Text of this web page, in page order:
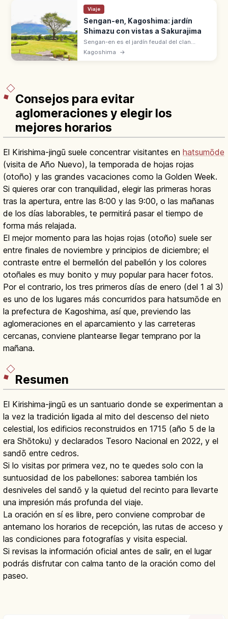
Viaje
Sengan-en, Kagoshima: jardín
Shimazu con vistas a Sakurajima
Sengan-en es el jardín feudal del clan
Shimazu en Kagoshima, construido en 1658
con vistas a Sakurajima. Más de 360 años,
Kagoshima →
Consejos para evitar
aglomeraciones y elegir los
mejores horarios
El Kirishima-jingū suele concentrar visitantes en hatsumōde
(visita de Año Nuevo), la temporada de hojas rojas
(otoño) y las grandes vacaciones como la Golden Week.
Si quieres orar con tranquilidad, elegir las primeras horas
tras la apertura, entre las 8:00 y las 9:00, o las mañanas
de los días laborables, te permitirá pasar el tiempo de
forma más relajada.
El mejor momento para las hojas rojas (otoño) suele ser
entre finales de noviembre y principios de diciembre; el
contraste entre el bermellón del pabellón y los colores
otoñales es muy bonito y muy popular para hacer fotos.
Por el contrario, los tres primeros días de enero (del 1 al 3)
es uno de los lugares más concurridos para hatsumōde en
la prefectura de Kagoshima, así que, previendo las
aglomeraciones en el aparcamiento y las carreteras
cercanas, conviene plantearse llegar temprano por la
mañana.
Resumen
El Kirishima-jingū es un santuario donde se experimentan a
la vez la tradición ligada al mito del descenso del nieto
celestial, los edificios reconstruidos en 1715 (año 5 de la
era Shōtoku) y declarados Tesoro Nacional en 2022, y el
sandō entre cedros.
Si lo visitas por primera vez, no te quedes solo con la
suntuosidad de los pabellones: saborea también los
desniveles del sandō y la quietud del recinto para llevarte
una impresión más profunda del viaje.
La oración en sí es libre, pero conviene comprobar de
antemano los horarios de recepción, las rutas de acceso y
las condiciones para fotografías y visita especial.
Si revisas la información oficial antes de salir, en el lugar
podrás disfrutar con calma tanto de la oración como del
paseo.